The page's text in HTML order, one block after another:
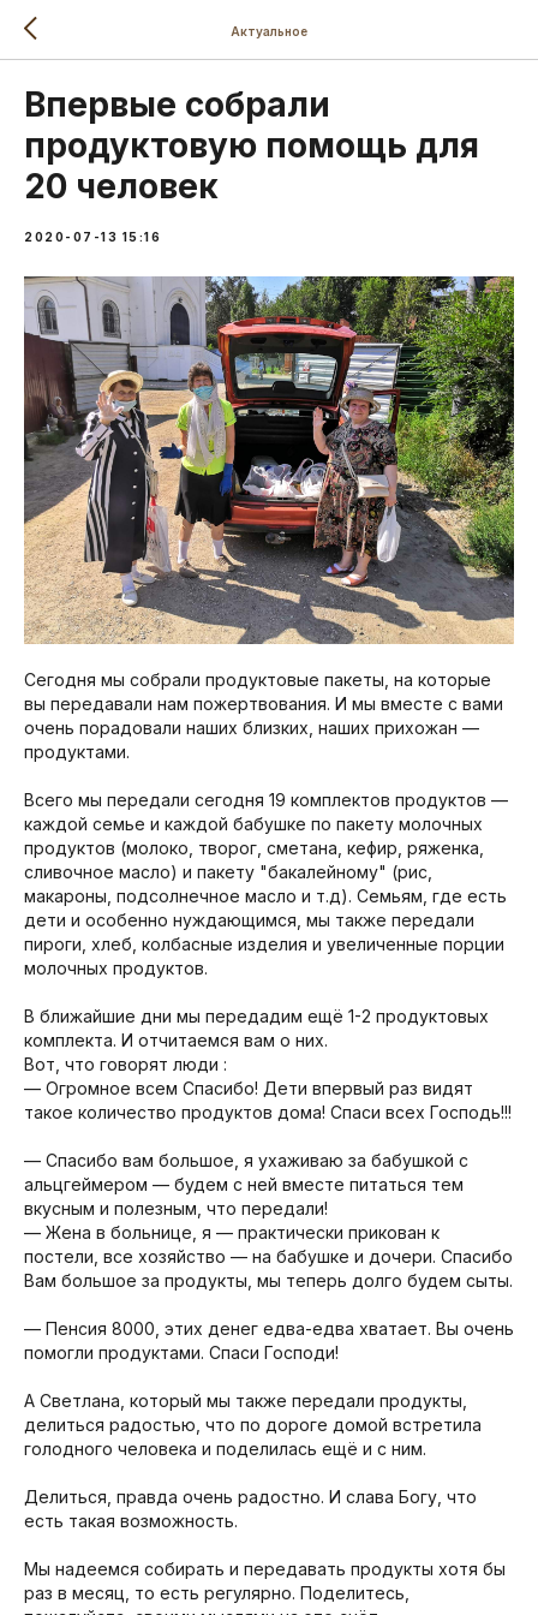
Актуальное
Впервые собрали
продуктовую помощь для
20 человек
2020-07-13 15:16
Сегодня мы собрали продуктовые пакеты, на которые
вы передавали нам пожертвования. И мы вместе с вами
очень порадовали наших близких, наших прихожан —
продуктами. ⠀
Всего мы передали сегодня 19 комплектов продуктов —
каждой семье и каждой бабушке по пакету молочных
продуктов (молоко, творог, сметана, кефир, ряженка,
сливочное масло) и пакету "бакалейному" (рис,
макароны, подсолнечное масло и т.д). Семьям, где есть
дети и особенно нуждающимся, мы также передали
пироги, хлеб, колбасные изделия и увеличенные порции
молочных продуктов. ⠀
В ближайшие дни мы передадим ещё 1-2 продуктовых
комплекта. И отчитаемся вам о них. ⠀
Вот, что говорят люди :⠀
— Огромное всем Спасибо! Дети впервый раз видят
такое количество продуктов дома! Спаси всех Господь!!!
— Спасибо вам большое, я ухаживаю за бабушкой с
альцгеймером — будем с ней вместе питаться тем
вкусным и полезным, что передали! ⠀
— Жена в больнице, я — практически прикован к
постели, все хозяйство — на бабушке и дочери. Спасибо
Вам большое за продукты, мы теперь долго будем сыты.
— Пенсия 8000, этих денег едва-едва хватает. Вы очень
помогли продуктами. Спаси Господи! ⠀
А Светлана, который мы также передали продукты,
делиться радостью, что по дороге домой встретила
голодного человека и поделилась ещё и с ним. ⠀
Делиться, правда очень радостно. И слава Богу, что
есть такая возможность. ⠀
Мы надеемся собирать и передавать продукты хотя бы
раз в месяц, то есть регулярно. Поделитесь,